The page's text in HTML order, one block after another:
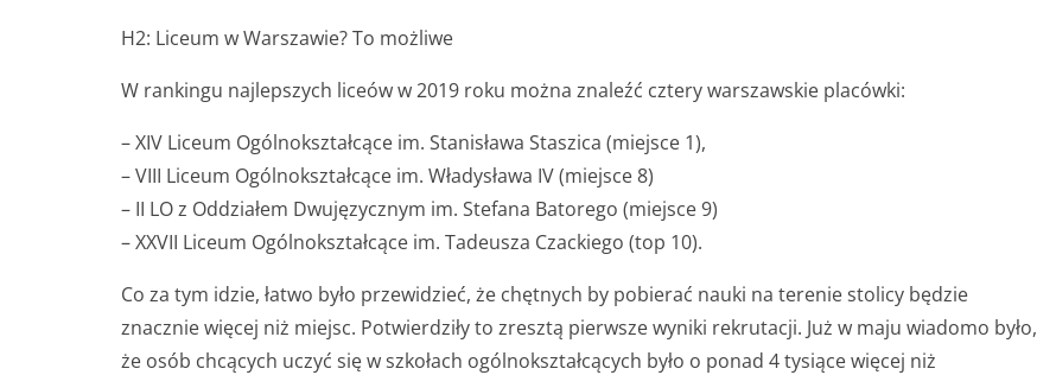
H2: Liceum w Warszawie? To możliwe
W rankingu najlepszych liceów w 2019 roku można znaleźć cztery warszawskie placówki:
– XIV Liceum Ogólnokształcące im. Stanisława Staszica (miejsce 1),
– VIII Liceum Ogólnokształcące im. Władysława IV (miejsce 8)
– II LO z Oddziałem Dwujęzycznym im. Stefana Batorego (miejsce 9)
– XXVII Liceum Ogólnokształcące im. Tadeusza Czackiego (top 10).
Co za tym idzie, łatwo było przewidzieć, że chętnych by pobierać nauki na terenie stolicy będzie
znacznie więcej niż miejsc. Potwierdziły to zresztą pierwsze wyniki rekrutacji. Już w maju wiadomo było,
że osób chcących uczyć się w szkołach ogólnokształcących było o ponad 4 tysiące więcej niż